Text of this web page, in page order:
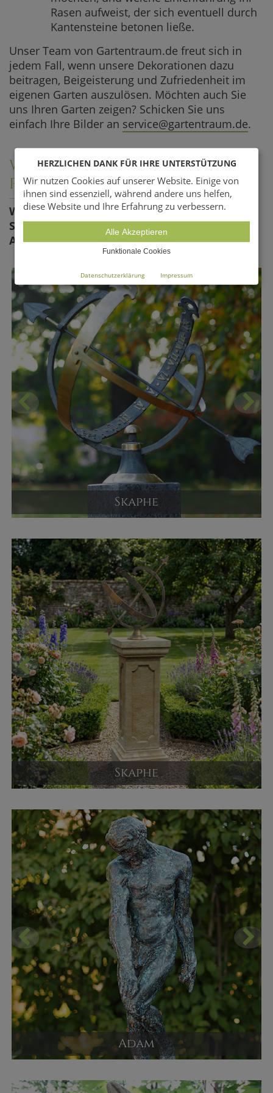
Rasen aufweist, der sich eventuell durch
Kantensteine betonen ließe.
Unser Team von Gartentraum.de freut sich in
jedem Fall, wenn unsere Dekorationen dazu
beitragen, Beigeisterung und Zufriedenheit im
eigenen Garten auszulösen. Möchten auch Sie
uns Ihren Garten zeigen? Schicken Sie uns
einfach Ihre Bilder an service@gartentraum.de.
WEITERE INTERESSANTE
PRODUKTE
Welche Skulpturen, Statuen und
Sonnenuhren stehen Ihnen noch zur
Auswahl?
Skaphe
Garten Sonnenuhr
Versandpreis ab
560,00 €
JETZT KAUFEN
Skaphe
Sonnenuhr mit Säule
Versandpreis ab
1.300,00 €
JETZT KAUFEN
Adam
Bronze Skulptur
Versandpreis ab
HERZLICHEN DANK FÜR IHRE UNTERSTÜTZUNG
Wir nutzen Cookies auf unserer Website. Einige von
ihnen sind essenziell, während andere uns helfen,
diese Website und Ihre Erfahrung zu verbessern.
Alle Akzeptieren
Funktionale Cookies
Datenschutzerklärung Impressum